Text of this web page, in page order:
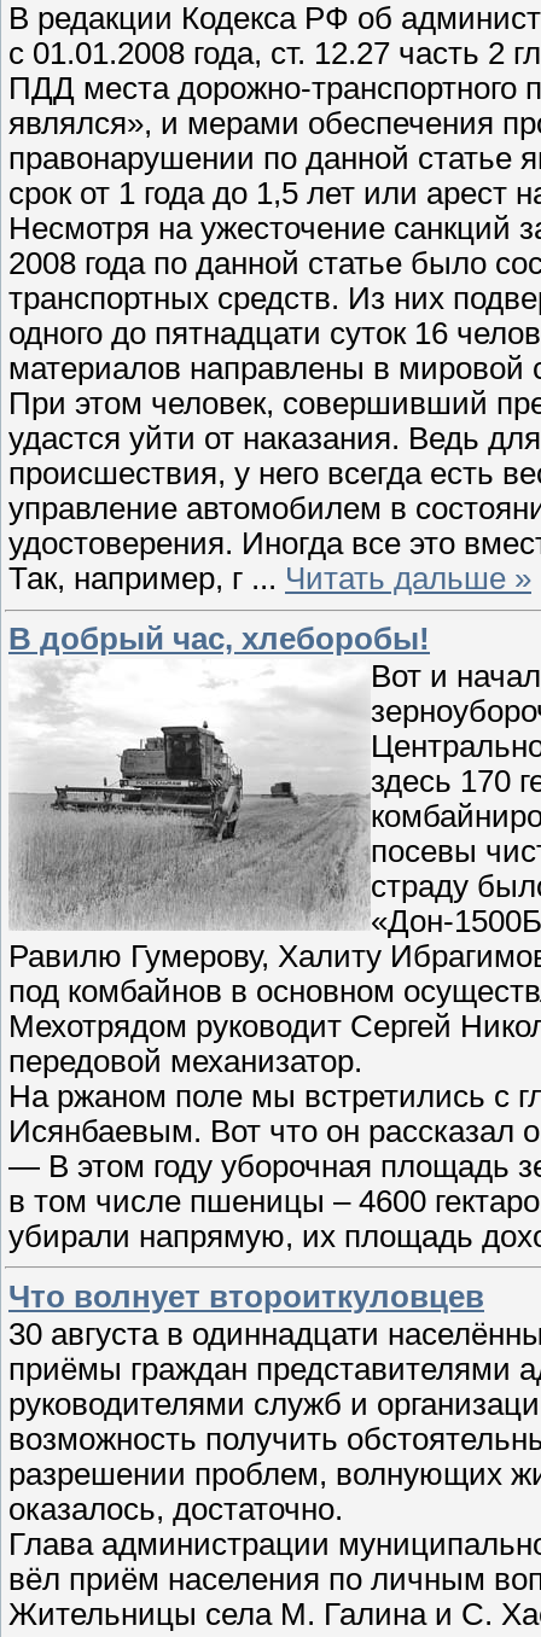
В редакции Кодекса РФ об
с 01.01.2008 года, ст. 12.27 часть 2
ПДД места дорожно-транспортного
являлся», и мерами обеспечения
правонарушении по данной статье
срок от 1 года до 1,5 лет или арест
Несмотря на ужесточение санкций
2008 года по данной статье было
транспортных средств. Из них
одного до пятнадцати суток 16
материалов направлены в мировой
При этом человек, совершивший
удастся уйти от наказания. Ведь
происшествия, у него всегда есть
управление автомобилем в
удостоверения. Иногда все это
Так, например, г ... Читать дальше »
В добрый час, хлеборобы!
Вот и
здесь 170
посевы
страду
«Дон-
Равилю Гумерову, Халиту
под комбайнов в основном
Мехотрядом руководит Сергей
передовой механизатор.
На ржаном поле мы встретились с
Исянбаевым. Вот что он рассказал
— В этом году уборочная площадь
в том числе пшеницы – 4600
убирали напрямую, их площадь
Что волнует второиткуловцев
30 августа в одиннадцати
приёмы граждан представителями
руководителями служб и
возможность получить
разрешении проблем, волнующих
оказалось, достаточно.
Глава администрации
вёл приём населения по личным
Жительницы села М. Галина и С.